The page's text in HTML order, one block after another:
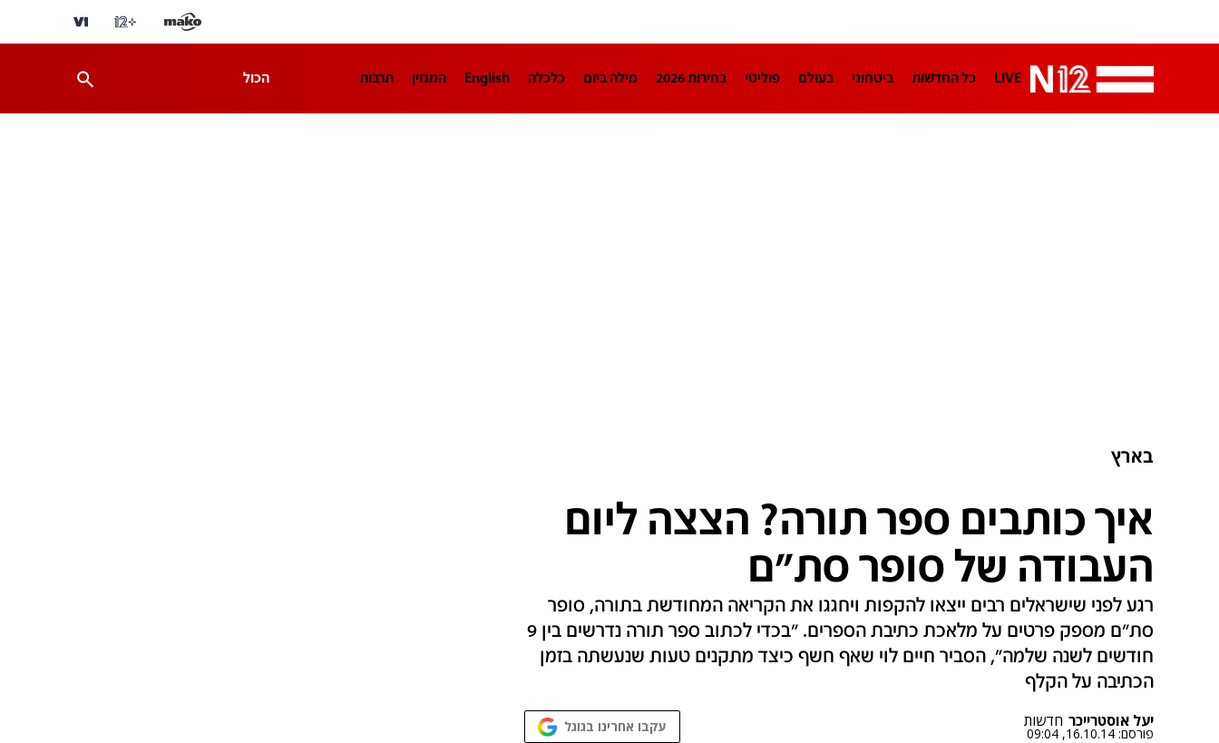
LIVE כל החדשות ביטחוני בעולם פוליטי בחירות 2026 מילה ביום כלכלה English המגזין תרבות הכול
בארץ
איך כותבים ספר תורה? הצצה ליום
העבודה של סופר סת"ם
רגע לפני שישראלים רבים ייצאו להקפות ויחגגו את הקריאה המחודשת בתורה, סופר
סת"ם מספק פרטים על מלאכת כתיבת הספרים. "בכדי לכתוב ספר תורה נדרשים בין 9
חודשים לשנה שלמה", הסביר חיים לוי שאף חשף כיצד מתקנים טעות שנעשתה בזמן
הכתיבה על הקלף
יעל אוסטרייכר חדשות
פורסם: 16.10.14, 09:04 עקבו אחרינו בגוגל